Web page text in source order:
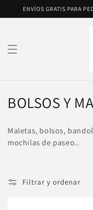
directamente
al contenido
ENVÍOS GRATIS PARA
C
l
c
BOLSOS Y
Maletas, bolsos,
mochilas de paseo..
Filtrar y ordenar